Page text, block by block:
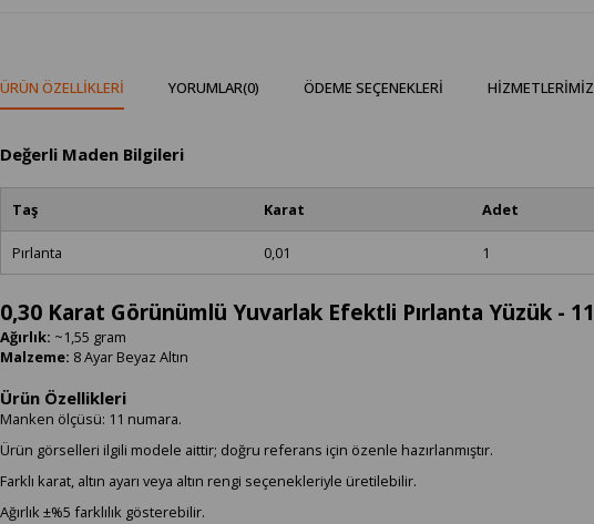
ÜRÜN ÖZELLIKLERI YORUMLAR(0) ÖDEME SEÇENEKLERI HIZMETLERIMIZ
Değerli Maden Bilgileri
Taş Karat Adet
Pırlanta 0,01 1
0,30 Karat Görünümlü Yuvarlak Efektli Pırlanta Yüzük -
Ağırlık: ~1,55 gram
Malzeme: 8 Ayar Beyaz Altın
Ürün Özellikleri
Manken ölçüsü: 11 numara.
Ürün görselleri ilgili modele aittir; doğru referans için özenle hazırlanmıştır.
Farklı karat, altın ayarı veya altın rengi seçenekleriyle üretilebilir.
Ağırlık ±%5 farklılık gösterebilir.